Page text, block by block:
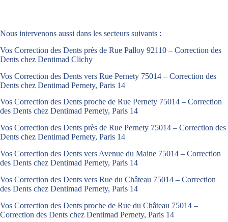
Nous intervenons aussi dans les secteurs suivants :
Vos Correction des Dents près de Rue Palloy 92110 – Correction des
Dents chez Dentimad Clichy
Vos Correction des Dents vers Rue Pernety 75014 – Correction des
Dents chez Dentimad Pernety, Paris 14
Vos Correction des Dents proche de Rue Pernety 75014 – Correction
des Dents chez Dentimad Pernety, Paris 14
Vos Correction des Dents près de Rue Pernety 75014 – Correction des
Dents chez Dentimad Pernety, Paris 14
Vos Correction des Dents vers Avenue du Maine 75014 – Correction
des Dents chez Dentimad Pernety, Paris 14
Vos Correction des Dents vers Rue du Château 75014 – Correction
des Dents chez Dentimad Pernety, Paris 14
Vos Correction des Dents proche de Rue du Château 75014 –
Correction des Dents chez Dentimad Pernety, Paris 14